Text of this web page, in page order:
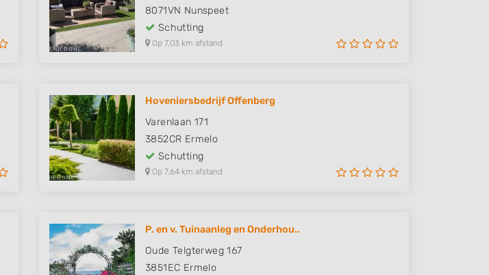
8071VN Nunspeet
Schutting
Op 7,03 km afstand
Hoveniersbedrijf Offenberg
Varenlaan 171
3852CR Ermelo
Schutting
Op 7,64 km afstand
P. en v. Tuinaanleg en Onderhou..
Oude Telgterweg 167
3851EC Ermelo